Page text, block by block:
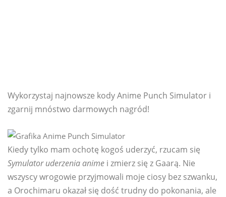
Wykorzystaj najnowsze kody Anime Punch Simulator i
zgarnij mnóstwo darmowych nagród!
Kiedy tylko mam ochotę kogoś uderzyć, rzucam się
Symulator uderzenia anime i zmierz się z Gaarą. Nie
wszyscy wrogowie przyjmowali moje ciosy bez szwanku,
a Orochimaru okazał się dość trudny do pokonania, ale